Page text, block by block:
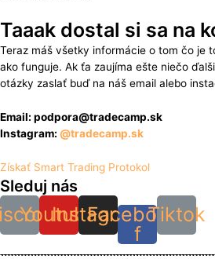
Taaak dostal si sa na
Teraz máš všetky informácie o tom čo je
ako funguje. Ak ťa zaujíma ešte niečo
otázky zaslať buď na náš email alebo
Email: podpora@tradecamp.sk
Instagram: @tradecamp.sk
Získať Smart Trading Protokol
Sleduj nás
Youtube
Instagram
Facebook-
f
Tiktok